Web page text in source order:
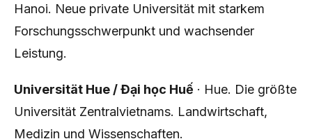
Hanoi. Neue private Universität mit starkem
Forschungsschwerpunkt und wachsender
Leistung.
Universität Hue / Đại học Huế · Hue. Die größte
Universität Zentralvietnams. Landwirtschaft,
Medizin und Wissenschaften.